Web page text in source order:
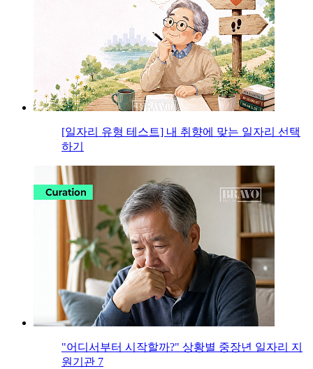
[일자리 유형 테스트] 내 취향에 맞는 일자리 선택
하기
"어디서부터 시작할까?" 상황별 중장년 일자리 지
원기관 7